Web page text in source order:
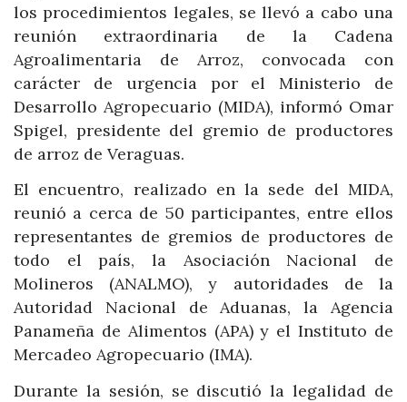
los procedimientos legales, se llevó a cabo una
reunión extraordinaria de la Cadena
Agroalimentaria de Arroz, convocada con
carácter de urgencia por el Ministerio de
Desarrollo Agropecuario (MIDA), informó Omar
Spigel, presidente del gremio de productores
de arroz de Veraguas.
El encuentro, realizado en la sede del MIDA,
reunió a cerca de 50 participantes, entre ellos
representantes de gremios de productores de
todo el país, la Asociación Nacional de
Molineros (ANALMO), y autoridades de la
Autoridad Nacional de Aduanas, la Agencia
Panameña de Alimentos (APA) y el Instituto de
Mercadeo Agropecuario (IMA).
Durante la sesión, se discutió la legalidad de